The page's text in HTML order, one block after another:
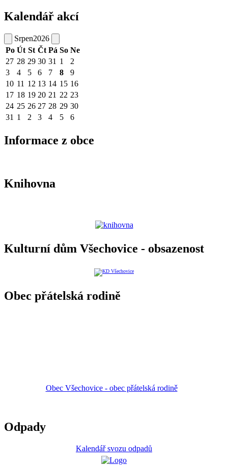
Kalendář akcí
Srpen2026
Po Út St Čt Pá So Ne
27 28 29 30 31 1
2
3
4 5 6 7 8
9
10 11 12 13 14 15 16
17 18 19 20 21 22 23
24 25 26 27 28 29 30
31 1 2 3 4 5 6
Informace z obce
Knihovna
Kulturní dům Všechovice - obsazenost
Obec přátelská rodině
Obec Všechovice - obec přátelská rodině
Odpady
Kalendář svozu odpadů